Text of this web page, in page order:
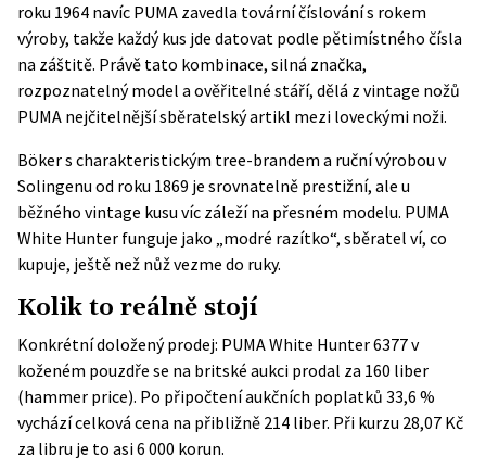
roku 1964 navíc PUMA zavedla tovární číslování s rokem
výroby, takže každý kus jde datovat podle pětimístného čísla
na záštitě. Právě tato kombinace, silná značka,
rozpoznatelný model a ověřitelné stáří, dělá z vintage nožů
PUMA nejčitelnější sběratelský artikl mezi loveckými noži.
Böker s charakteristickým tree-brandem a ruční výrobou v
Solingenu od roku 1869 je srovnatelně prestižní, ale u
běžného vintage kusu víc záleží na přesném modelu. PUMA
White Hunter funguje jako „modré razítko“, sběratel ví, co
kupuje, ještě než nůž vezme do ruky.
Kolik to reálně stojí
Konkrétní doložený prodej: PUMA White Hunter 6377 v
koženém pouzdře se na britské aukci prodal za 160 liber
(hammer price). Po připočtení aukčních poplatků 33,6 %
vychází celková cena na přibližně 214 liber. Při kurzu 28,07 Kč
za libru je to asi 6 000 korun.